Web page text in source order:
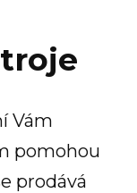
Vám
pomohou
prodává